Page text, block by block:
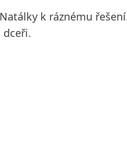
k ráznému
dceři.